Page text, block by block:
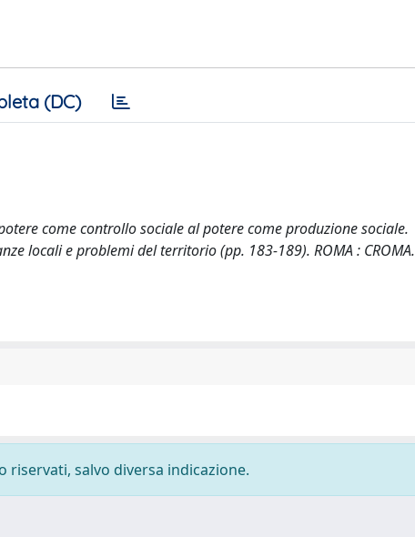
(DC)
come controllo sociale al potere come produzione sociale.
locali e problemi del territorio (pp. 183-189). ROMA : CROMA.
salvo diversa indicazione.